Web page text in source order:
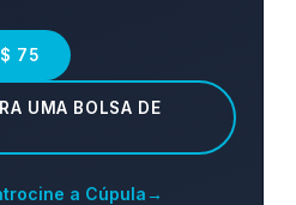
75
UMA BOLSA DE
a Cúpula →